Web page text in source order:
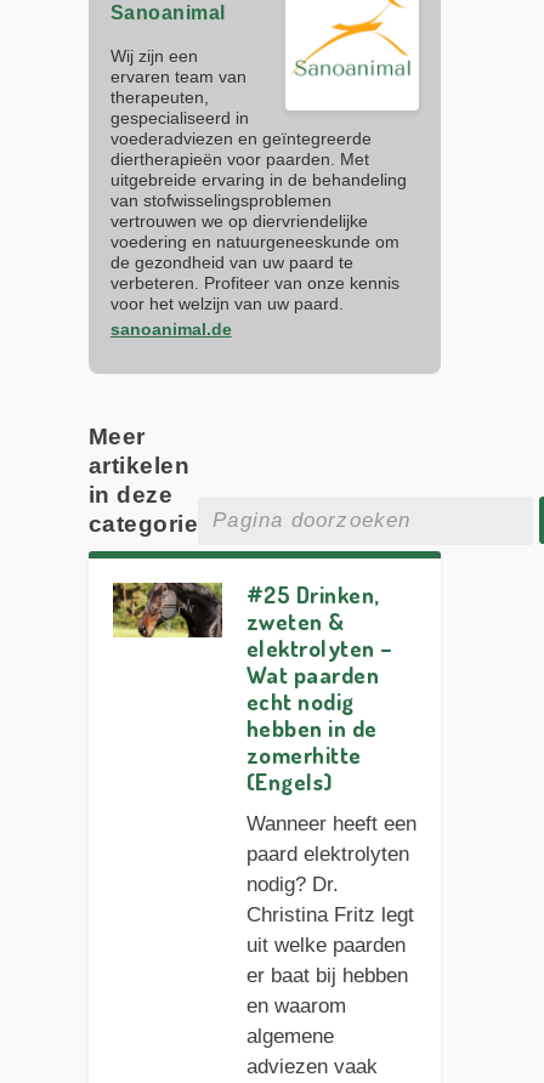
Sanoanimal
Wij zijn een
ervaren team van
therapeuten,
gespecialiseerd in
voederadviezen en geïntegreerde
diertherapieën voor paarden. Met
uitgebreide ervaring in de behandeling
van stofwisselingsproblemen
vertrouwen we op diervriendelijke
voedering en natuurgeneeskunde om
de gezondheid van uw paard te
verbeteren. Profiteer van onze kennis
voor het welzijn van uw paard.
sanoanimal.de
Meer
artikelen
in deze
categorie
#25 Drinken,
zweten &
elektrolyten –
Wat paarden
echt nodig
hebben in de
zomerhitte
(Engels)
Wanneer heeft een
paard elektrolyten
nodig? Dr.
Christina Fritz legt
uit welke paarden
er baat bij hebben
en waarom
algemene
adviezen vaak